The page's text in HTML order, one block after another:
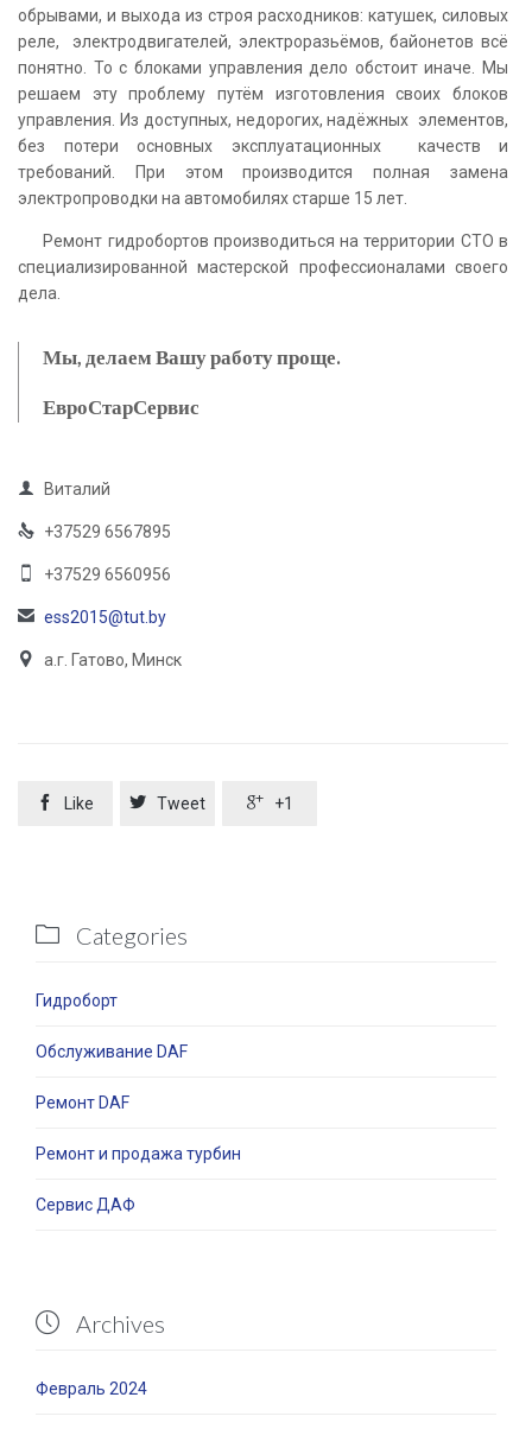
обрывами, и выхода из строя расходников: катушек, силовых
реле, электродвигателей, электроразьёмов, байонетов всё
понятно. То с блоками управления дело обстоит иначе. Мы
решаем эту проблему путём изготовления своих блоков
управления. Из доступных, недорогих, надёжных элементов,
без потери основных эксплуатационных качеств и
требований. При этом производится полная замена
электропроводки на автомобилях старше 15 лет.
Ремонт гидробортов производиться на территории СТО в
специализированной мастерской профессионалами своего
дела.
Мы, делаем Вашу работу проще.
ЕвроСтарСервис
 Виталий
 +37529 6567895
+37529 6560956
 ess2015@tut.by
 а.г. Гатово, Минск
 Like  Tweet  +1
 Categories
Гидроборт
Обслуживание DAF
Ремонт DAF
Ремонт и продажа турбин
Сервис ДАФ
 Archives
Февраль 2024